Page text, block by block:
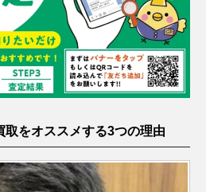
取をオススメする3つの理由